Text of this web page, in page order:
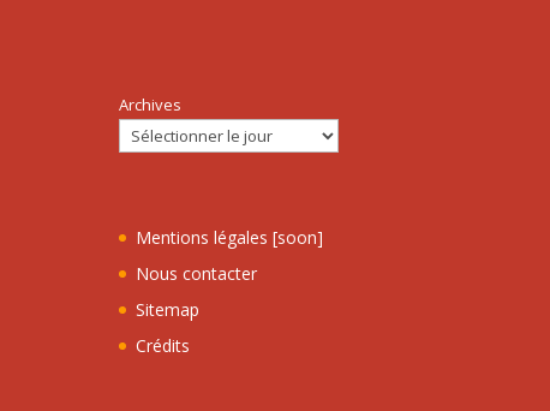
Archives
Mentions légales [soon]
Nous contacter
Sitemap
Crédits